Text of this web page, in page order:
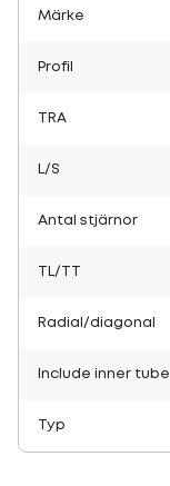
Märke
Profil
TRA
L/S
Antal stjärnor
TL/TT
Radial/diagonal
Include inner tube
Typ